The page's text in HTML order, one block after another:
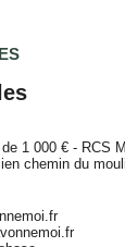
1 000 € - RCS
chemin du